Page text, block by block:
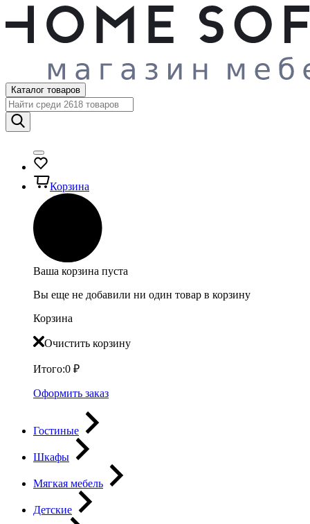
Каталог товаров
Корзина
Ваша корзина пуста
Вы еще не добавили ни один товар в корзину
Корзина
Очистить корзину
Итого:0 ₽
Оформить заказ
Гостиные
Шкафы
Мягкая мебель
Детские